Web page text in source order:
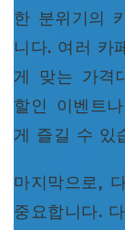
한 분위기의
니다. 여러 카
게 맞는 가격
할인 이벤트
게 즐길 수 있
마지막으로,
중요합니다.